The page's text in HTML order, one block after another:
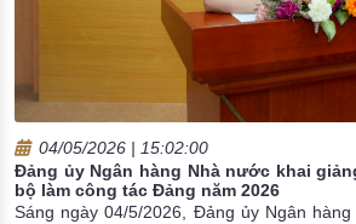
04/05/2026 | 15:02:00
Đảng ủy Ngân hàng Nhà nước khai
bộ làm công tác Đảng năm 2026
Sáng ngày 04/5/2026, Đảng ủy Ngân